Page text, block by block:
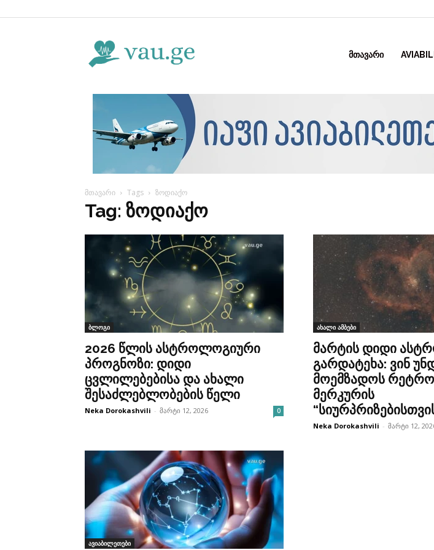
ᲛᲗᲐᲕᲐᲠᲘ
მთავარი Tags ზოდიაქო
Tag: ზოდიაქო
ბლოგი
2026 წლის ასტროლოგიური
პროგნოზი: დიდი
ცვლილებებისა და ახალი
შესაძლებლობების წელი
Neka Dorokashvili - მარტი 12, 2026 0
ახალი ამბები
მარტის დიდი
გარდატეხა: ვინ
მოემზადოს
მერკურის
Neka Dorokashvili - მარტი 12,
ავიაბილეთები